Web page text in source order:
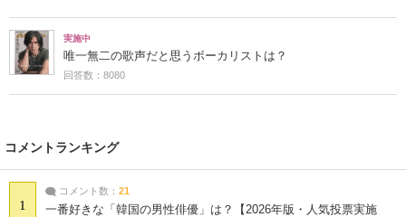
実施中
唯一無二の歌声だと思うボーカリストは？
回答数：8080
コメントランキング
1
コメント数： 21
一番好きな「韓国の男性俳優」は？【2026年版・人気投票実施